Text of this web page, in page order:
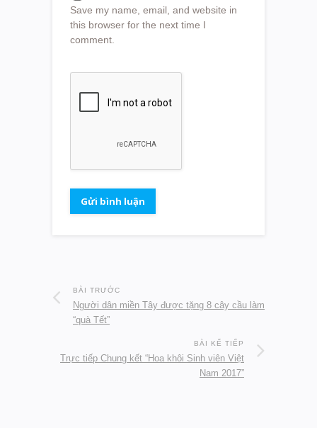
Save my name, email, and website in
this browser for the next time I
comment.
BÀI TRƯỚC
Người dân miền Tây được tặng 8 cây cầu làm
“quà Tết”
BÀI KẾ TIẾP
Trực tiếp Chung kết “Hoa khôi Sinh viên Việt
Nam 2017”